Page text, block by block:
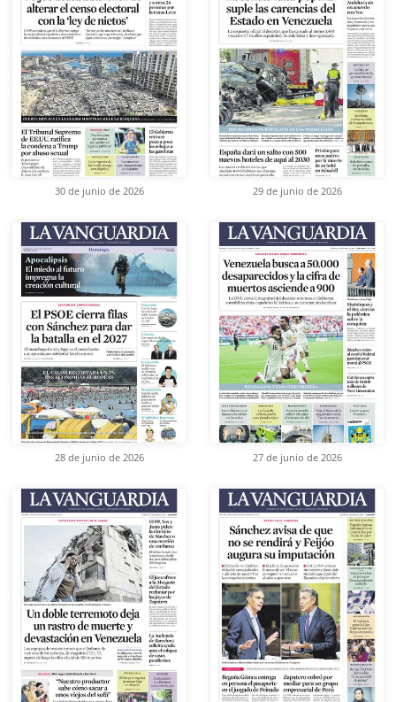
30 de junio de 2026 29 de junio de 2026
28 de junio de 2026 27 de junio de 2026